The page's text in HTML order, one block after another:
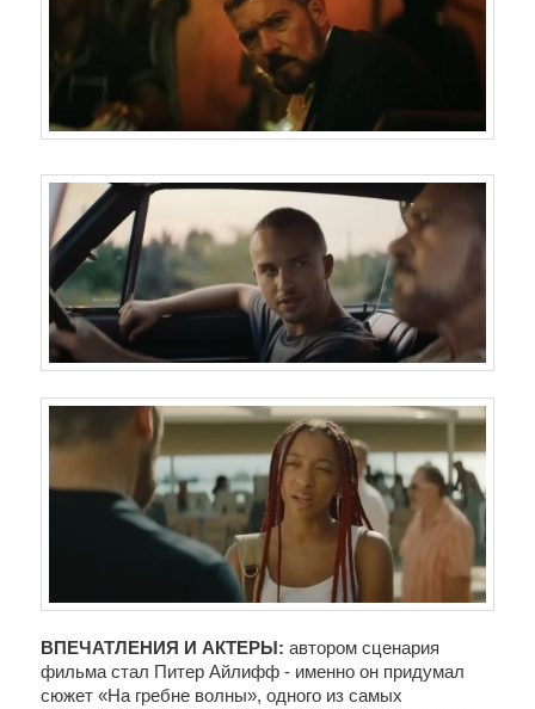
ВПЕЧАТЛЕНИЯ И АКТЕРЫ: автором сценария
фильма стал Питер Айлифф - именно он придумал
сюжет «На гребне волны», одного из самых